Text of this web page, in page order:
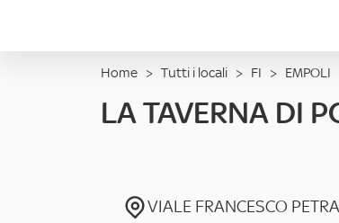
Home > Tutti i locali > FI > EMPOLI
LA TAVERNA DI
VIALE FRANCESCO